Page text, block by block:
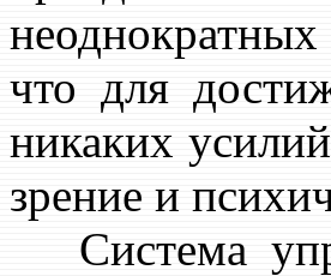
что для
никаких
зрение и
Система